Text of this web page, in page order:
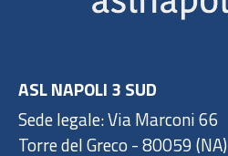
ASL NAPOLI 3 SUD
Sede legale: Via Marconi 66
Torre del Greco - 80059 (NA)